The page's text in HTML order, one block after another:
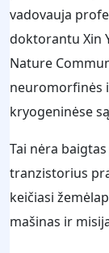
vadovauja
doktorantu Xin
Nature
neuromorfinės
kryogeninėse
Tai nėra
tranzistorius
keičiasi
mašinas ir